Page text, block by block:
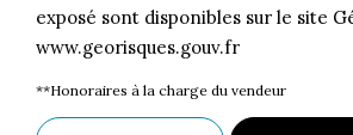
exposé sont disponibles sur le site
www.georisques.gouv.fr
**Honoraires à la charge du vendeur